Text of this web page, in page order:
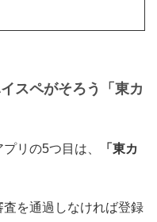
スペがそろう「東カ
リの5つ目は、
「東カ
を通過しなければ登録